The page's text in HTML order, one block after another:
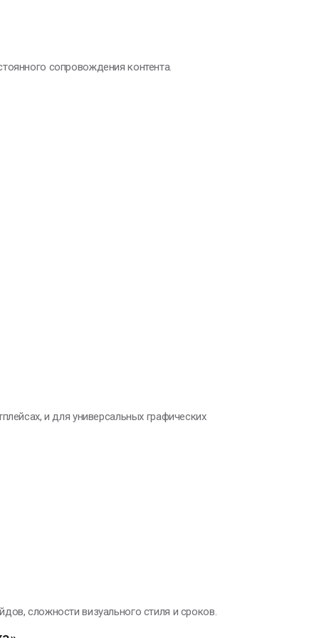
сопровождения контента.
и для универсальных графических
сложности визуального стиля и сроков.